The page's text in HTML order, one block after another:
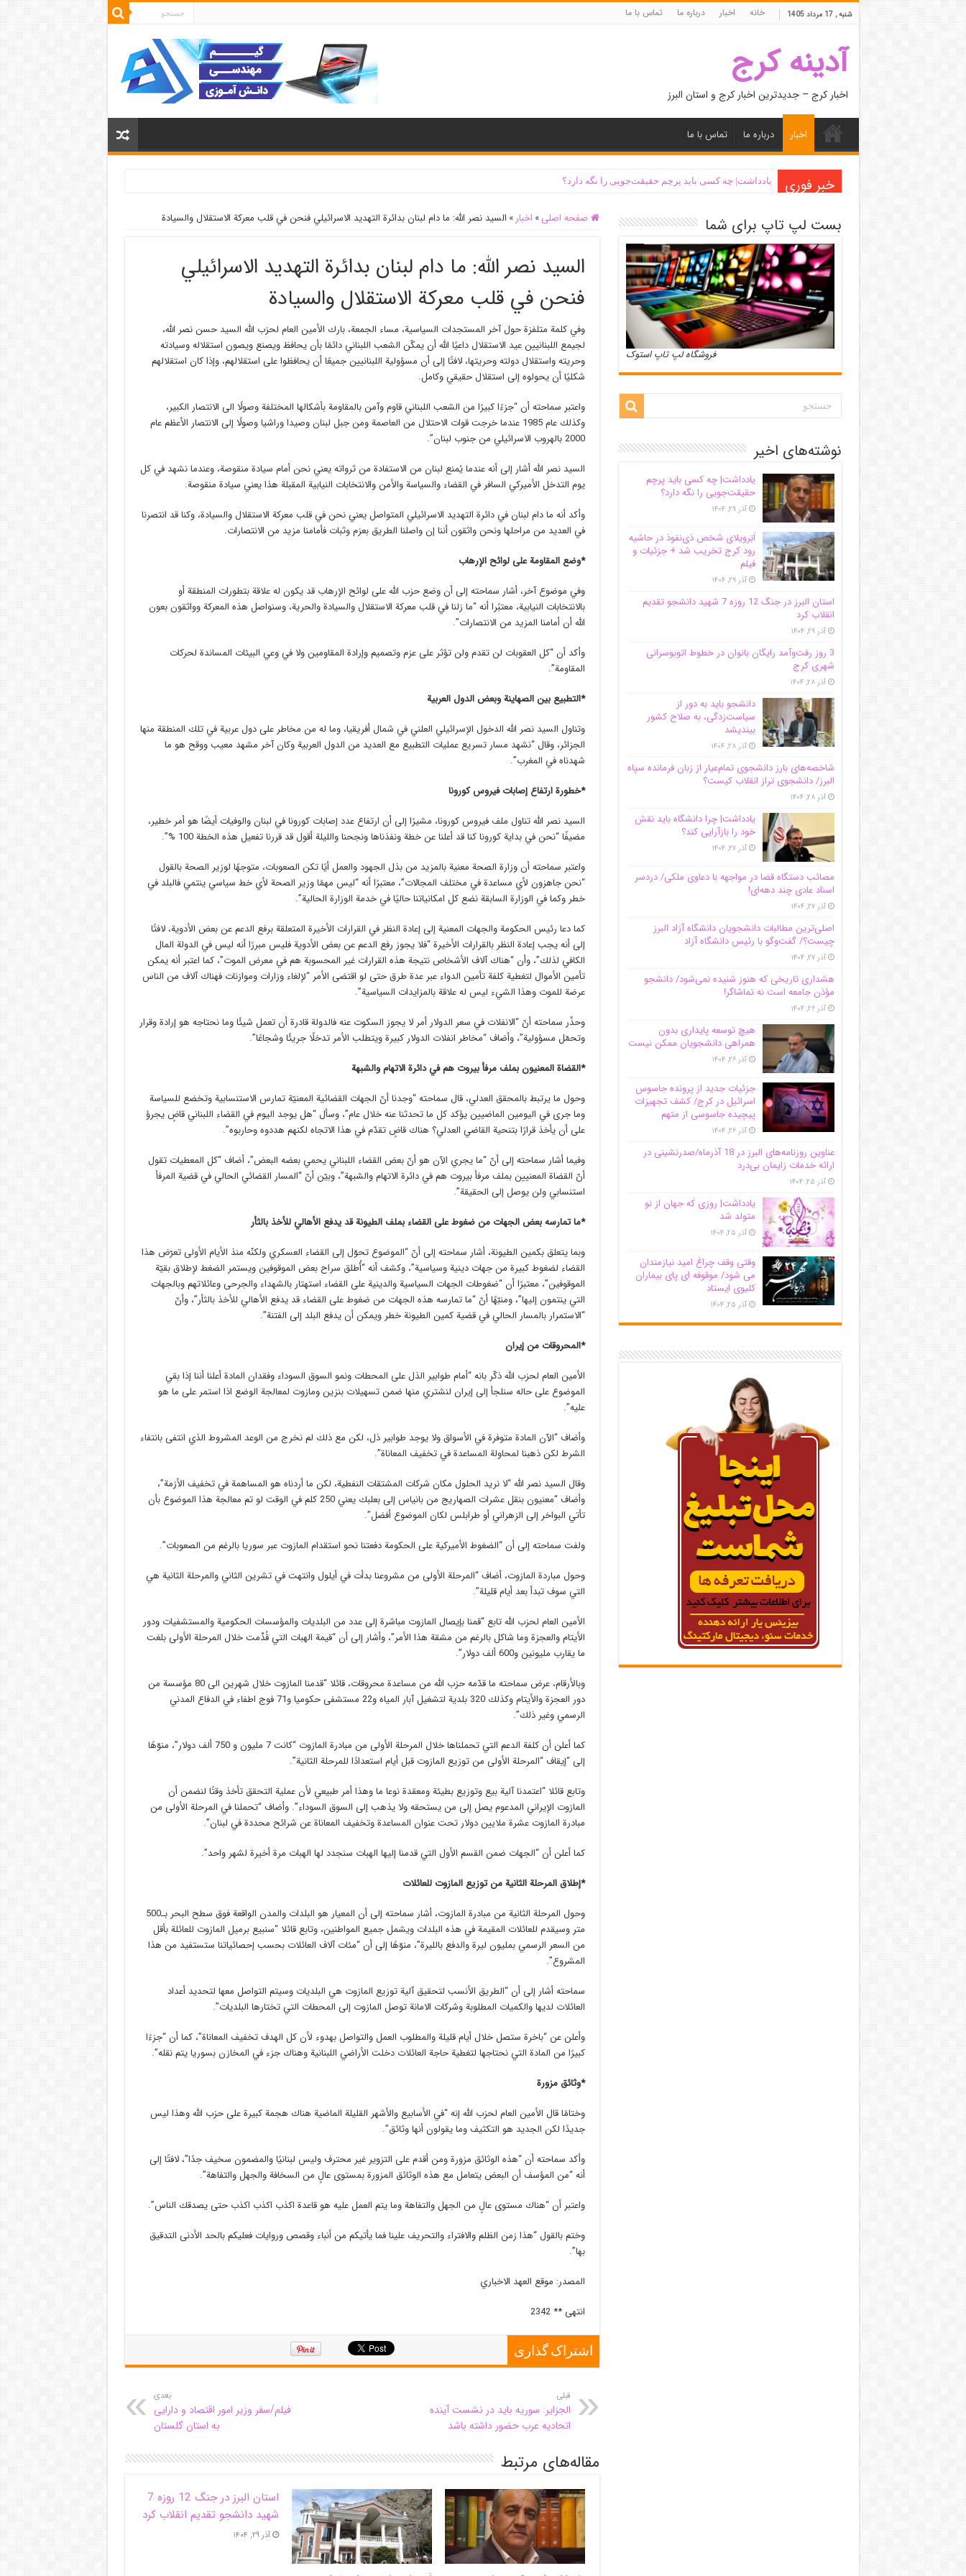
شنبه , 17 مرداد 1405 خانه اخبار درباره ما تماس با ما
آدینه کرج
اخبار کرج – جدیدترین اخبار کرج و استان البرز
اخبار درباره ما تماس با ما
خبر فوری یادداشت| ‌چه کسی باید پرچم حقیقت‌جویی را نگه دارد؟
صفحه اصلی » اخبار » السيد نصر الله: ما دام لبنان بدائرة التهديد الاسرائيلي فنحن في قلب معركة الاستقلال والسيادة
السيد نصر الله: ما دام لبنان بدائرة التهديد الاسرائيلي
فنحن في قلب معركة الاستقلال والسيادة
وفي كلمة متلفزة حول آخر المستجدات السياسية، مساء الجمعة، بارك الأمين العام لحزب الله السيد حسن نصر الله،
لجيمع اللبنانيين عيد الاستقلال داعيًا الله أن يمكّن الشعب اللبناني دائمًا بأن يحافظ ويصنع ويصون استقلاله وسيادته
وحريته واستقلال دولته وحريتها، لافتًا إلى أن مسؤولية اللبنانيين جميعًا أن يحافظوا على استقلالهم، وإذا كان استقلالهم
شكليًا أن يحولوه إلى استقلال حقيقي وكامل.
واعتبر سماحته أن “جزءًا كبيرًا من الشعب اللبناني قاوم وآمن بالمقاومة بأشكالها المختلفة وصولًا الى الانتصار الكبير،
وكذلك عام 1985 عندما خرجت قوات الاحتلال من العاصمة ومن جبل لبنان وصيدا وراشيا وصولًا إلى الانتصار الأعظم عام
2000 بالهروب الاسرائيلي من جنوب لبنان”.
السيد نصر الله أشار إلى أنه عندما يُمنع لبنان من الاستفادة من ثرواته يعني نحن أمام سيادة منقوصة، وعندما نشهد في كل
يوم التدخل الأميركي السافر في القضاء والسياسة والأمن والانتخابات النيابية المقبلة هذا يعني سيادة منقوصة.
وأكد أنه ما دام لبنان في دائرة التهديد الاسرائيلي المتواصل يعني نحن في قلب معركة الاستقلال والسيادة، وكنا قد انتصرنا
في العديد من مراحلها ونحن واثقون أننا إن واصلنا الطريق بعزم وثبات فأمامنا مزيد من الانتصارات.
*وضع المقاومة على لوائح الإرهاب
وفي موضوع آخر، أشار سماحته إلى أن وضع حزب الله على لوائح الإرهاب قد يكون له علاقة بتطورات المنطقة أو
بالانتخابات النيابية، معتبًرا أنه “ما زلنا في قلب معركة الاستقلال والسيادة والحرية، وسنواصل هذه المعركة وواثقون بعون
الله أن أمامنا المزيد من الانتصارات”.
وأكد أن “كل العقوبات لن تقدم ولن تؤثر على عزم وتصميم وإرادة المقاومين ولا في وعي البيئات المساندة لحركات
المقاومة”.
*التطبيع بين الصهاينة وبعض الدول العربية
وتناول السيد نصر الله الدخول الإسرائيلي العلني في شمال أفريقيا، وما له من مخاطر على دول عربية في تلك المنطقة منها
الجزائر، وقال “نشهد مسار تسريع عمليات التطبيع مع العديد من الدول العربية وكان آخر مشهد معيب ووقح هو ما
شهدناه في المغرب”.
*خطورة ارتفاع إصابات فيروس كورونا
السيد نصر الله تناول ملف فيروس كورونا، مشيرًا إلى أن ارتفاع عدد إصابات كورونا في لبنان والوفيات أيضًا هو أمر خطير،
مضيفًا “نحن في بداية كورونا كنا قد أعلنا عن خطة ونفذناها ونجحنا والليلة أقول قد قررنا تفعيل هذه الخطة 100 %”.
واعتبر سماحته أن وزارة الصحة معنية بالمزيد من بذل الجهود والعمل أيًا تكن الصعوبات، متوجهًا لوزير الصحة بالقول
“نحن جاهزون لأي مساعدة في مختلف المجالات”، معتبرًا أنه “ليس مهمًا وزير الصحة لأي خط سياسي ينتمي فالبلد في
خطر وكما في الوزارة السابقة نضع كل امكانياتنا حاليًا في خدمة الوزارة الحالية”.
كما دعا رئيس الحكومة والجهات المعنية إلى إعادة النظر في القرارات الأخيرة المتعلقة برفع الدعم عن بعض الأدوية، لافتًا
إلى أنه يجب إعادة النظر بالقرارات الأخيرة “فلا يجوز رفع الدعم عن بعض الأدوية فليس مبررًا أنه ليس في الدولة المال
الكافي لذلك”، وأن “هناك آلاف الأشخاص نتيجة هذه القرارات غير المحسوبة هم في معرض الموت”، كما اعتبر أنه يمكن
تأمين الأموال لتغطية كلفة تأمين الدواء عبر عدة طرق حتى لو اقتضى الأمر “لإلغاء وزارات وموازنات فهناك آلاف من الناس
عرضة للموت وهذا الشيء ليس له علاقة بالمزايدات السياسية”.
وحذّر سماحته أنّ “الانفلات في سعر الدولار أمر لا يجوز السكوت عنه فالدولة قادرة أن تعمل شيئًا وما نحتاجه هو إرادة وقرار
وتحمّل مسؤولية”، وأضاف “مخاطر انفلات الدولار كبيرة ويتطلب الأمر تدخلًا جريئًا وشجاعًا”.
*القضاة المعنيون بملف مرفأ بيروت هم في دائرة الاتهام والشبهة
وحول ما يرتبط بالمحقق العدلي، قال سماحته “وجدنا أنّ الجهات القضائية المعنيّة تمارس الاستنسابية وتخضع للسياسة
وما جرى في اليومين الماضيين يؤكد كل ما تحدثنا عنه خلال عام”، وسأل “هل يوجد اليوم في القضاء اللبناني قاضٍ يجرؤ
على أن يأخذ قرارًا بتنحية القاضي العدلي؟ هناك قاضٍ تقدّم في هذا الاتجاه لكنهم هددوه وحاربوه”.
وفيما أشار سماحته إلى أنّ “ما يجري الآن هو أنّ بعض القضاء اللبناني يحمي بعضه البعض”، أضاف “كل المعطيات تقول
أنّ القضاة المعنيين بملف مرفأ بيروت هم في دائرة الاتهام والشبهة”، وبيّن أنّ “المسار القضائي الحالي في قضية المرفأ
استنسابي ولن يوصل إلى الحقيقة”.
*ما تمارسه بعض الجهات من ضغوط على القضاء بملف الطيونة قد يدفع الأهالي للأخذ بالثأر
وبما يتعلق بكمين الطيونة، أشار سماحته إلى أنّ “الموضوع تحوّل إلى القضاء العسكري ولكنّه منذ الأيام الأولى تعرّض هذا
القضاء لضغوط كبيرة من جهات دينية وسياسية”، وكشف أنه “أُطلق سراح بعض الموقوفين ويستمر الضغط لإطلاق بقيّة
الموقوفين”، معتبرًا أن “ضغوطات الجهات السياسية والدينية على القضاء استهتار بالشهداء والجرحى وعائلاتهم وبالجهات
التي ينتمون إليها”، ومنبّهًا أنّ “ما تمارسه هذه الجهات من ضغوط على القضاء قد يدفع الأهالي للأخذ بالثأر”، وأنّ
“الاستمرار بالمسار الحالي في قضية كمين الطيونة خطر ويمكن أن يدفع البلد إلى الفتنة”.
*المحروقات من إيران
الأمين العام لحزب الله ذكّر بانه “أمام طوابير الذل على المحطات ونمو السوق السوداء وفقدان المادة أعلنا أننا إذا بقي
الموضوع على حاله سنلجأ إلى إيران لنشتري منها ضمن تسهيلات بنزين ومازوت لمعالجة الوضع اذا استمر على ما هو
عليه”.
وأضاف “الآن المادة متوفرة في الأسواق ولا يوجد طوابير ذل، لكن مع ذلك لم نخرج من الوعد المشروط الذي انتفى بانتفاء
الشرط لكن ذهبنا لمحاولة المساعدة في تخفيف المعاناة”.
وقال السيد نصر الله “لا نريد الحلول مكان شركات المشتقات النفطية، لكن ما أردناه هو المساهمة في تخفيف الأزمة”،
وأضاف “معنيون بنقل عشرات الصهاريج من بانياس إلى بعلبك يعني 250 كلم في الوقت لو تم معالجة هذا الموضوع بأن
تأتي البواخر إلى الزهراني أو طرابلس لكان الموضوع أفضل”.
ولفت سماحته إلى أن “الضغوط الأميركية على الحكومة دفعتنا نحو استقدام المازوت عبر سوريا بالرغم من الصعوبات”.
وحول مباردة المازوت، أضاف “المرحلة الأولى من مشروعنا بدأت في أيلول وانتهت في تشرين الثاني والمرحلة الثانية هي
التي سوف تبدأ بعد أيام قليلة”.
الأمين العام لحزب الله تابع “قمنا بإيصال المازوت مباشرة إلى عدد من البلديات والمؤسسات الحكومية والمستشفيات ودور
الأيتام والعجزة وما شاكل بالرغم من مشقة هذا الأمر”، وأشار إلى أن “قيمة الهبات التي قُدِّمت خلال المرحلة الأولى بلغت
ما يقارب مليونين و600 ألف دولار”.
وبالأرقام، عرض سماحته ما قدّمه حزب الله من مساعدة محروقات، قائلا “قدمنا المازوت خلال شهرين الى 80 مؤسسة من
دور العجزة والأيتام وكذلك 320 بلدية لتشغيل آبار المياه و22 مستشفى حكوميا و71 فوج اطفاء في الدفاع المدني
الرسمي وغير ذلك”.
كما أعلن أن كلفة الدعم التي تحملناها خلال المرحلة الأولى من مبادرة المازوت “كانت 7 مليون و 750 ألف دولار”، منوّهًا
إلى “إيقاف “المرحلة الأولى من توزيع المازوت قبل أيام استعدادًا للمرحلة الثانية”.
وتابع قائلا “اعتمدنا آلية بيع وتوزيع بطيئة ومعقدة نوعا ما وهذا أمر طبيعي لأن عملية التحقق تأخذ وقتًا لنضمن أن
المازوت الإيراني المدعوم يصل إلى من يستحقه ولا يذهب إلى السوق السوداء”. وأضاف “تحملنا في المرحلة الأولى من
مبادرة المازوت عشرة ملايين دولار تحت عنوان المساعدة وتخفيف المعاناة عن شرائح محددة في لبنان”.
كما أعلن أن “الجهات ضمن القسم الأول التي قدمنا إليها الهبات سنجدد لها الهبات مرة أخيرة لشهر واحد”.
*إطلاق المرحلة الثانية من توزيع المازوت للعائلات
وحول المرحلة الثانية من مبادرة المازوت، أشار سماحته إلى أن المعيار هو البلدات والمدن الواقعة فوق سطح البحر بـ500
متر وسيقدم للعائلات المقيمة في هذه البلدات ويشمل جميع المواطنين، وتابع قائلا “سنبيع برميل المازوت للعائلة بأقل
من السعر الرسمي بمليون ليرة والدفع بالليرة”، منوّهًا إلى أن “مئات آلاف العائلات بحسب إحصائياتنا ستستفيد من هذا
المشروع”.
سماحته أشار إلى أن “الطريق الأنسب لتحقيق آلية توزيع المازوت هي البلديات وسيتم التواصل معها لتحديد أعداد
العائلات لديها والكميات المطلوبة وشركات الامانة توصل المازوت إلى المحطات التي تختارها البلديات”.
وأعلن عن “باخرة ستصل خلال أيام قليلة والمطلوب العمل والتواصل بهدوء لأن كل الهدف تخفيف المعاناة”، كما أن “جزءًا
كبيرًا من المادة التي نحتاجها لتغطية حاجة العائلات دخلت الأراضي اللبنانية وهناك جزء في المخازن بسوريا يتم نقله”.
*وثائق مزورة
وختامًا قال الأمين العام لحزب الله إنه “في الأسابيع والأشهر القليلة الماضية هناك هجمة كبيرة على حزب الله وهذا ليس
جديدًا لكن الجديد هو التكثيف وما يقولون أنها وثائق”.
وأكد سماحته أن “هذه الوثائق مزورة ومن أقدم على التزوير غير محترف وليس لبنانيًا والمضمون سخيف جدًا”، لافتًا إلى
أنه “من المؤسف أن البعض يتعامل مع هذه الوثائق المزورة بمستوى عالٍ من السخافة والجهل والتفاهة”.
واعتبر أن “هناك مستوى عالٍ من الجهل والتفاهة وما يتم العمل عليه هو قاعدة اكذب اكذب اكذب حتى يصدقك الناس”.
وختم بالقول “هذا زمن الظلم والافتراء والتحريف علينا فما يأتيكم من أنباء وقصص وروايات فعليكم بالحد الأدنى التدقيق
بها”.
المصدر: موقع العهد الاخباري
انتهى ** 2342
اشتراک گذاری
قبلی
الجزایر: سوریه باید در نشست آینده
اتحادیه عرب حضور داشته باشد
بعدی
فیلم/سفر وزیر امور اقتصاد و دارایی
به استان گلستان
مقاله‌های مرتبط
استان البرز در جنگ 12 روزه 7
شهید دانشجو تقدیم انقلاب کرد
آذر ۲۹, ۱۴۰۴
بست لپ تاپ برای شما
فروشگاه لپ تاپ استوک
نوشته‌های اخیر
یادداشت| ‌چه کسی باید پرچم
حقیقت‌جویی را نگه دارد؟
آذر ۲۹, ۱۴۰۴
اَبَر‌ویلای شخص ذی‌نفوذ در حاشیه‌
رود کرج تخریب شد + جزئیات و
فیلم
آذر ۲۹, ۱۴۰۴
استان البرز در جنگ 12 روزه 7 شهید دانشجو تقدیم
انقلاب کرد
آذر ۲۹, ۱۴۰۴
3 روز رفت‌وآمد رایگان بانوان در خطوط اتوبوسرانی
شهری کرج
آذر ۲۸, ۱۴۰۴
دانشجو باید به دور از
سیاست‌زدگی، به صلاح کشور
بیندیشد
آذر ۲۸, ۱۴۰۴
شاخصه‌های بارز دانشجوی تمام‌عیار از زبان فرمانده سپاه
البرز/ دانشجوی تراز انقلاب کیست؟
آذر ۲۸, ۱۴۰۴
یادداشت| چرا دانشگاه باید نقش
خود را بازآرایی کند؟
آذر ۲۷, ۱۴۰۴
مصائب دستگاه قضا در مواجهه با دعاوی ملکی/ دردسر
اسناد عادی چند‌ دهه‌ای!
آذر ۲۷, ۱۴۰۴
اصلی‌ترین مطالبات دانشجویان دانشگاه آزاد البرز
چیست؟/ گفت‌وگو با رئیس دانشگاه آز‌اد
آذر ۲۷, ۱۴۰۴
هشداری تاریخی که هنوز شنیده نمی‌شود/ دانشجو
مؤذن جامعه است نه تماشاگر!
آذر ۲۶, ۱۴۰۴
هیچ توسعه پایداری بدون
همراهی دانشجویان ممکن نیست
آذر ۲۶, ۱۴۰۴
جزئیات جدید از پرونده جاسوس
اسرائیل در کرج/‌ کشف تجهیزات
پیچیده جاسوسی از متهم
آذر ۲۶, ۱۴۰۴
عناوین روزنامه‌های البرز در ‌18 آذرماه/صدرنشینی در
ارائه خدمات زایمان بی‌درد
آذر ۲۵, ۱۴۰۴
یادداشت| روزی که جهان از نو
متولد شد
آذر ۲۵, ۱۴۰۴
وقتی وقف چراغ امید نیازمندان
می شود/ موقوفه ای پای بیماران
کلیوی ایستاد
آذر ۲۵, ۱۴۰۴